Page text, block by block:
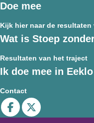
Doe mee
Kijk hier naar de
Wat is Stoep
Resultaten van het traject
Ik doe mee in Eeklo
Contact
Deel opDeel op X